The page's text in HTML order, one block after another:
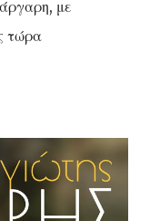
με
τώρα